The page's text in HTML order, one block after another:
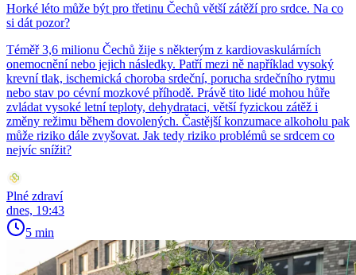
Horké léto může být pro třetinu Čechů větší zátěží pro srdce. Na co
si dát pozor?
Téměř 3,6 milionu Čechů žije s některým z kardiovaskulárních
onemocnění nebo jejich následky. Patří mezi ně například vysoký
krevní tlak, ischemická choroba srdeční, porucha srdečního rytmu
nebo stav po cévní mozkové příhodě. Právě tito lidé mohou hůře
zvládat vysoké letní teploty, dehydrataci, větší fyzickou zátěž i
změny režimu během dovolených. Častější konzumace alkoholu pak
může riziko dále zvyšovat. Jak tedy riziko problémů se srdcem co
nejvíc snížit?
Plné zdraví
dnes, 19:43
5 min